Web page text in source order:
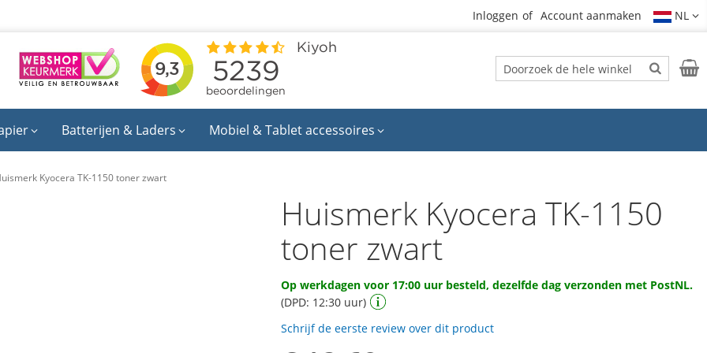
Inloggen Account aanmaken NL
Zoek
Zoek
Batterijen & Laders Mobiel & Tablet accessoires
Kyocera TK-1150 toner zwart
Huismerk Kyocera TK-1150
toner zwart
Op werkdagen voor 17:00 uur besteld, dezelfde dag verzonden met PostNL.
(DPD: 12:30 uur)
Schrijf de eerste review over dit product